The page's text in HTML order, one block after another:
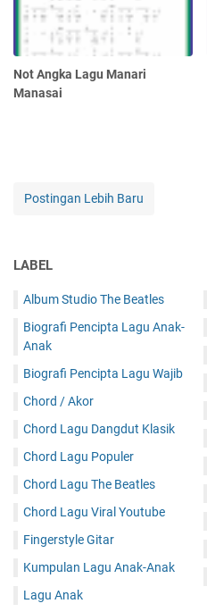
Not Angka Lagu Manari
Manasai
Postingan Lebih Baru
LABEL
Album Studio The Beatles
Biografi Pencipta Lagu Anak-
Anak
Biografi Pencipta Lagu Wajib
Chord / Akor
Chord Lagu Dangdut Klasik
Chord Lagu Populer
Chord Lagu The Beatles
Chord Lagu Viral Youtube
Fingerstyle Gitar
Kumpulan Lagu Anak-Anak
Lagu Anak